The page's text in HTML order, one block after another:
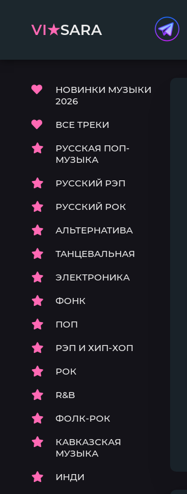
VI★SARA
НОВИНКИ МУЗЫКИ
2026
ВСЕ ТРЕКИ
РУССКАЯ ПОП-
МУЗЫКА
РУССКИЙ РЭП
РУССКИЙ РОК
АЛЬТЕРНАТИВА
ТАНЦЕВАЛЬНАЯ
ЭЛЕКТРОНИКА
ФОНК
ПОП
РЭП И ХИП-ХОП
РОК
R&B
ФОЛК-РОК
КАВКАЗСКАЯ
МУЗЫКА
ИНДИ